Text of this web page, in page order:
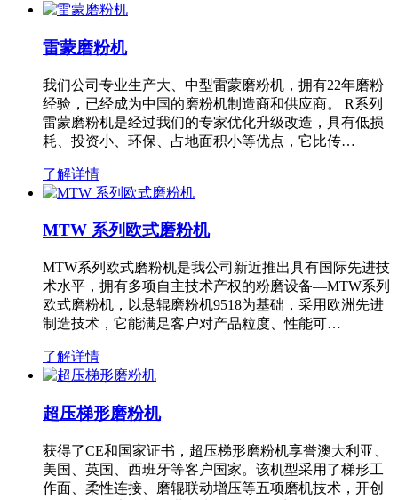
雷蒙磨粉机
我们公司专业生产大、中型雷蒙磨粉机，拥有22年磨粉
经验，已经成为中国的磨粉机制造商和供应商。 R系列
雷蒙磨粉机是经过我们的专家优化升级改造，具有低损
耗、投资小、环保、占地面积小等优点，它比传…
了解详情
MTW 系列欧式磨粉机
MTW系列欧式磨粉机是我公司新近推出具有国际先进技
术水平，拥有多项自主技术产权的粉磨设备—MTW系列
欧式磨粉机，以悬辊磨粉机9518为基础，采用欧洲先进
制造技术，它能满足客户对产品粒度、性能可…
了解详情
超压梯形磨粉机
获得了CE和国家证书，超压梯形磨粉机享誉澳大利亚、
美国、英国、西班牙等客户国家。该机型采用了梯形工
作面、柔性连接、磨辊联动增压等五项磨机技术，开创